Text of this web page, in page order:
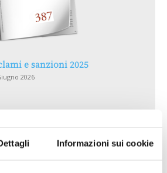
Informazioni sui cookie
e sanzioni 2025
2026
2026